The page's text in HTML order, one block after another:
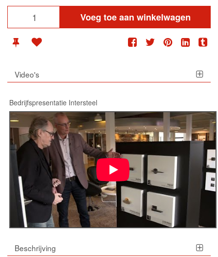
Voeg toe aan winkelwagen
Video's
Bedrijfspresentatie Intersteel
Beschrijving